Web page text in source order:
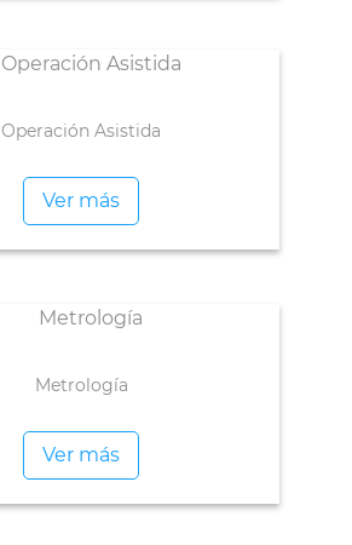
Operación Asistida
Ver más
Metrología
Ver más